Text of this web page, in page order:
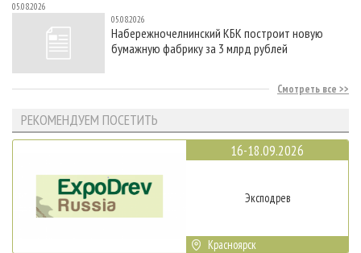
05.08.2026
05.08.2026
Набережночелнинский КБК построит новую
бумажную фабрику за 3 млрд рублей
Смотреть все
РЕКОМЕНДУЕМ ПОСЕТИТЬ
16-18.09.2026
Эксподрев
Красноярск